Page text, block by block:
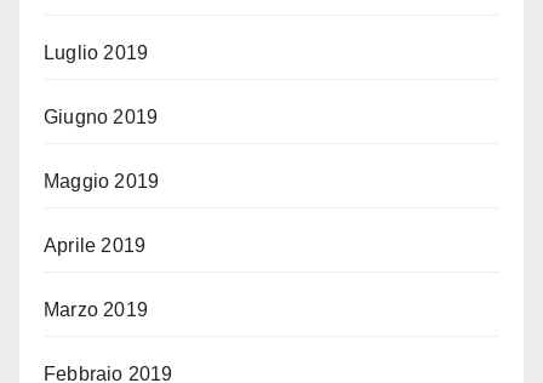
Luglio 2019
Giugno 2019
Maggio 2019
Aprile 2019
Marzo 2019
Febbraio 2019